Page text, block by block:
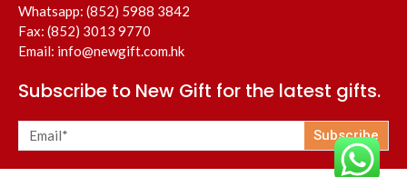
Whatsapp: (852) 5988 3842
Fax: (852) 3013 9770
Email: info@newgift.com.hk
Subscribe to New Gift for the latest gifts.
Subscribe